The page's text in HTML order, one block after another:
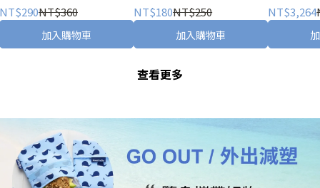
NT$290NT$360
加入購物車
NT$180NT$250
加入購物車
布/布尿布
NT$3,264
查看更多